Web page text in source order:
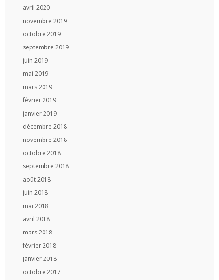
avril 2020
novembre 2019
octobre 2019
septembre 2019
juin 2019
mai 2019
mars 2019
février 2019
janvier 2019
décembre 2018
novembre 2018
octobre 2018
septembre 2018
août 2018
juin 2018
mai 2018
avril 2018
mars 2018
février 2018
janvier 2018
octobre 2017